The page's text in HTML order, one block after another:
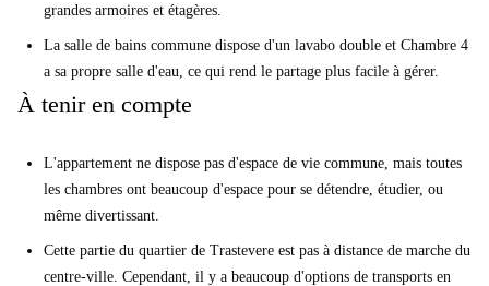
grandes armoires et étagères.
La salle de bains commune dispose d'un lavabo double et Chambre 4
a sa propre salle d'eau, ce qui rend le partage plus facile à gérer.
À tenir en compte
L'appartement ne dispose pas d'espace de vie commune, mais toutes
les chambres ont beaucoup d'espace pour se détendre, étudier, ou
même divertissant.
Cette partie du quartier de Trastevere est pas à distance de marche du
centre-ville. Cependant, il y a beaucoup d'options de transports en